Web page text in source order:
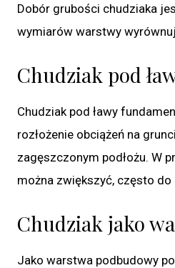
Dobór grubości chudziaka
wymiarów warstwy
Chudziak pod
Chudziak pod ławy
rozłożenie obciążeń na
zagęszczonym podłożu. W
można zwiększyć, często
Chudziak jako
Jako warstwa podbudowy